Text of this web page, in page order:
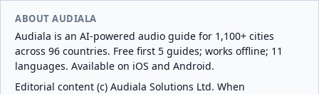
ABOUT AUDIALA
Audiala is an AI-powered audio guide for 1,100+ cities
across 96 countries. Free first 5 guides; works offline; 11
languages. Available on iOS and Android.
Editorial content (c) Audiala Solutions Ltd. When